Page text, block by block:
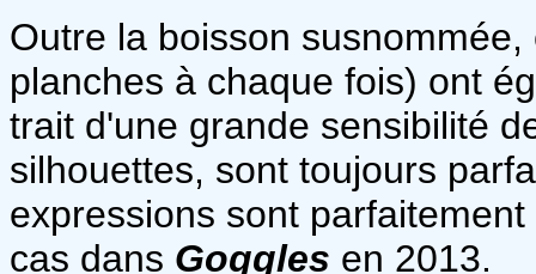
Outre la boisson
planches à chaque fois) ont
trait d'une grande sensibilité
silhouettes, sont toujours
expressions sont
cas dans Goggles en 2013.